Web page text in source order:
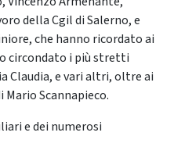
della Cgil di Salerno, e
che hanno ricordato ai
circondato i più stretti
Claudia, e vari altri, oltre ai
Scannapieco.
e dei numerosi